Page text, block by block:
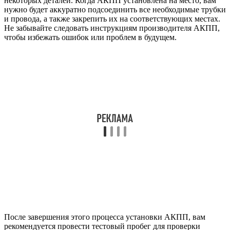
нужно будет аккуратно подсоединить все необходимые трубки
и провода, а также закрепить их на соответствующих местах.
Не забывайте следовать инструкциям производителя АКПП,
чтобы избежать ошибок или проблем в будущем.
После завершения этого процесса установки АКПП, вам
рекомендуется провести тестовый пробег для проверки